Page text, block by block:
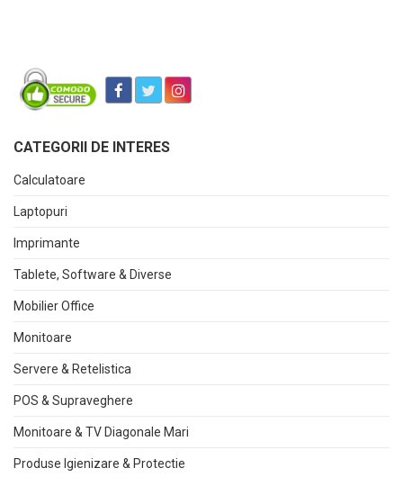
CATEGORII DE INTERES
Calculatoare
Laptopuri
Imprimante
Tablete, Software & Diverse
Mobilier Office
Monitoare
Servere & Retelistica
POS & Supraveghere
Monitoare & TV Diagonale Mari
Produse Igienizare & Protectie